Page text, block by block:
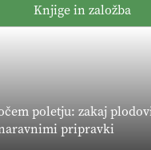
Knjige in založba
poletju: zakaj
pripravki